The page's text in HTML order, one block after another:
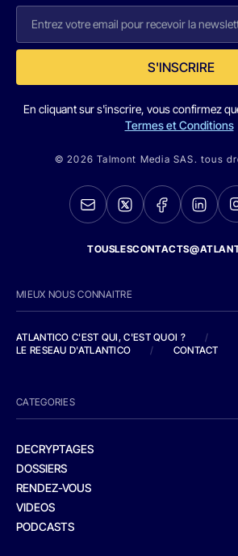
S'INSCRIRE
En cliquant sur s'inscrire, vous confirmez
Termes et Conditions
© 2026 Talmont Media SAS. tous
MIEUX NOUS CONNAITRE
ATLANTICO C'EST QUI, C'EST QUOI ?
/
LE RESEAU D'ATLANTICO
/ CONTACT
CATEGORIES
DECRYPTAGES
DOSSIERS
RENDEZ-VOUS
VIDEOS
PODCASTS